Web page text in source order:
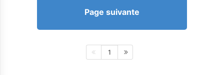
Page suivante
1